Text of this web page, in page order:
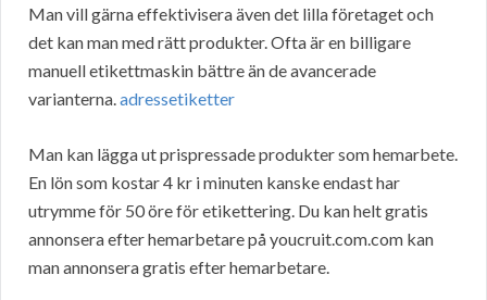
Man vill gärna effektivisera även det lilla företaget och
det kan man med rätt produkter. Ofta är en billigare
manuell etikettmaskin bättre än de avancerade
varianterna.adressetiketter
Man kan lägga ut prispressade produkter som hemarbete.
En lön som kostar 4 kr i minuten kanske endast har
utrymme för 50 öre för etikettering. Du kan helt gratis
annonsera efter hemarbetare på youcruit.com.com kan
man annonsera gratis efter hemarbetare.